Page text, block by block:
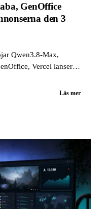
GenOffice
den 3
Qwen3.8-Max,
Vercel lanserar
publicerar flera
Läs mer